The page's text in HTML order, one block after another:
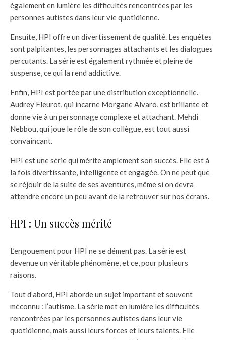
également en lumière les difficultés rencontrées par les
personnes autistes dans leur vie quotidienne.
Ensuite, HPI offre un divertissement de qualité. Les enquêtes
sont palpitantes, les personnages attachants et les dialogues
percutants. La série est également rythmée et pleine de
suspense, ce qui la rend addictive.
Enfin, HPI est portée par une distribution exceptionnelle.
Audrey Fleurot, qui incarne Morgane Alvaro, est brillante et
donne vie à un personnage complexe et attachant. Mehdi
Nebbou, qui joue le rôle de son collègue, est tout aussi
convaincant.
HPI est une série qui mérite amplement son succès. Elle est à
la fois divertissante, intelligente et engagée. On ne peut que
se réjouir de la suite de ses aventures, même si on devra
attendre encore un peu avant de la retrouver sur nos écrans.
HPI : Un succès mérité
L’engouement pour HPI ne se dément pas. La série est
devenue un véritable phénomène, et ce, pour plusieurs
raisons.
Tout d’abord, HPI aborde un sujet important et souvent
méconnu : l’autisme. La série met en lumière les difficultés
rencontrées par les personnes autistes dans leur vie
quotidienne, mais aussi leurs forces et leurs talents. Elle